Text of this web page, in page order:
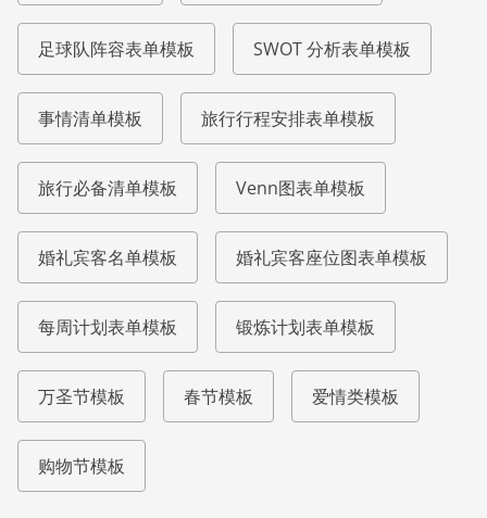
足球队阵容表单模板 SWOT 分析表单模板
事情清单模板 旅行行程安排表单模板
旅行必备清单模板 Venn图表单模板
婚礼宾客名单模板 婚礼宾客座位图表单模板
每周计划表单模板 锻炼计划表单模板
万圣节模板 春节模板 爱情类模板
购物节模板